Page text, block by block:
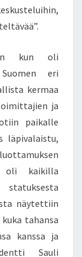
kun oli
eri
kermaa
ja
paikalle
läpivalaistu,
oli kaikilla
näytettiin
tahansa
kanssa ja
Sauli